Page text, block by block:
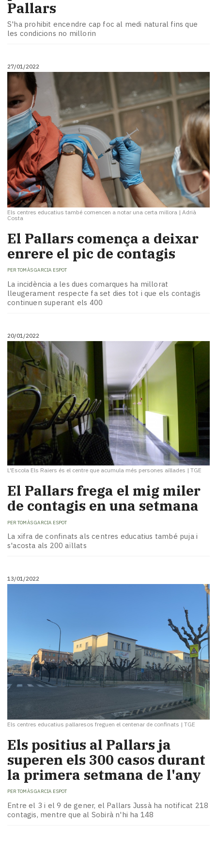
Pallars
S'ha prohibit encendre cap foc al medi natural fins que
les condicions no millorin
27/01/2022
Els centres educatius també comencen a notar una certa millora | Adrià
Costa
El Pallars comença a deixar
enrere el pic de contagis
PER TOMÀS GARCIA ESPOT
La incidència a les dues comarques ha millorat
lleugerament respecte fa set dies tot i que els contagis
continuen superant els 400
20/01/2022
L'Escola Els Raiers és el centre que acumula més persones aïllades | TGE
El Pallars frega el mig miler
de contagis en una setmana
PER TOMÀS GARCIA ESPOT
La xifra de confinats als centres educatius també puja i
s'acosta als 200 aïllats
13/01/2022
Els centres educatius pallaresos freguen el centenar de confinats | TGE
Els positius al Pallars ja
superen els 300 casos durant
la primera setmana de l'any
PER TOMÀS GARCIA ESPOT
Entre el 3 i el 9 de gener, el Pallars Jussà ha notificat 218
contagis, mentre que al Sobirà n'hi ha 148